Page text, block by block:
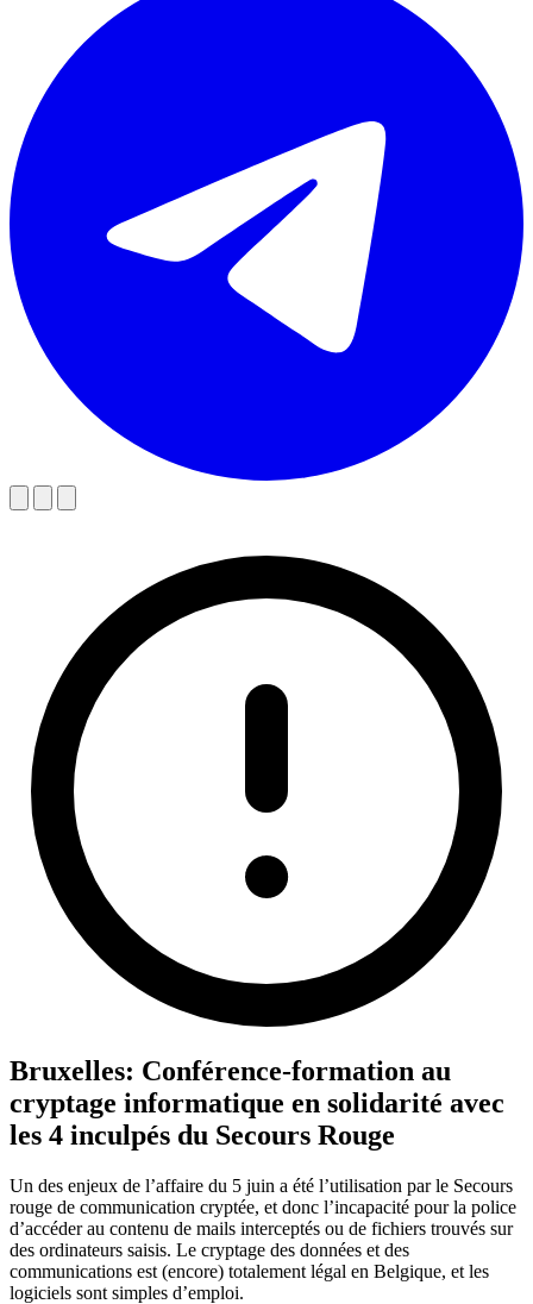
Bruxelles: Conférence-formation au
cryptage informatique en solidarité avec
les 4 inculpés du Secours Rouge
Un des enjeux de l’affaire du 5 juin a été l’utilisation par le Secours
rouge de communication cryptée, et donc l’incapacité pour la police
d’accéder au contenu de mails interceptés ou de fichiers trouvés sur
des ordinateurs saisis. Le cryptage des données et des
communications est (encore) totalement légal en Belgique, et les
logiciels sont simples d’emploi.